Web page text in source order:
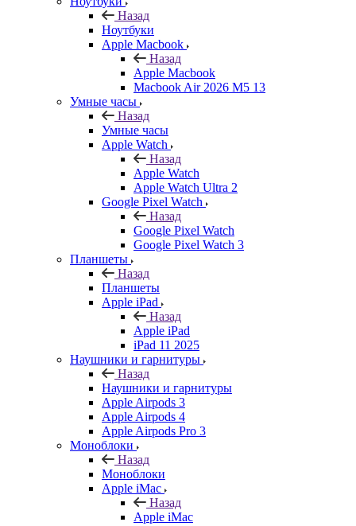
Назад
Ноутбуки
Apple Macbook
Назад
Apple Macbook
Macbook Air 2026 M5 13
Умные часы
Назад
Умные часы
Apple Watch
Назад
Apple Watch
Apple Watch Ultra 2
Google Pixel Watch
Назад
Google Pixel Watch
Google Pixel Watch 3
Планшеты
Назад
Планшеты
Apple iPad
Назад
Apple iPad
iPad 11 2025
Наушники и гарнитуры
Назад
Наушники и гарнитуры
Apple Airpods 3
Apple Airpods 4
Apple Airpods Pro 3
Моноблоки
Назад
Моноблоки
Apple iMac
Назад
Apple iMac